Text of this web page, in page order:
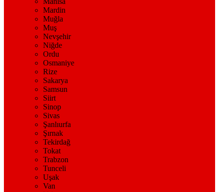
Mardin
Muğla
Muş
Nevşehir
Niğde
Ordu
Osmaniye
Rize
Sakarya
Samsun
Siirt
Sinop
Sivas
Şanlıurfa
Şırnak
Tekirdağ
Tokat
Trabzon
Tunceli
Uşak
Van